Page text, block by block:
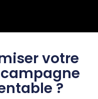
votre
?